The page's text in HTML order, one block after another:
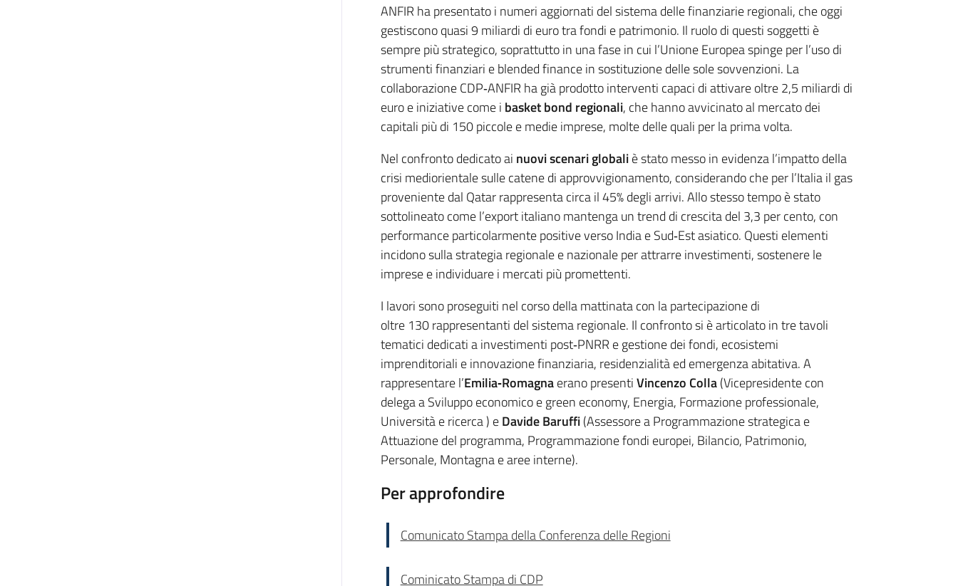
ANFIR ha presentato i numeri aggiornati del sistema delle finanziarie regionali, che oggi
gestiscono quasi 9 miliardi di euro tra fondi e patrimonio. Il ruolo di questi soggetti è
sempre più strategico, soprattutto in una fase in cui l’Unione Europea spinge per l’uso di
strumenti finanziari e blended finance in sostituzione delle sole sovvenzioni. La
collaborazione CDP‑ANFIR ha già prodotto interventi capaci di attivare oltre 2,5 miliardi di
euro e iniziative come i basket bond regionali, che hanno avvicinato al mercato dei
capitali più di 150 piccole e medie imprese, molte delle quali per la prima volta.
Nel confronto dedicato ai nuovi scenari globaliè stato messo in evidenza l’impatto della
crisi mediorientale sulle catene di approvvigionamento, considerando che per l’Italia il gas
proveniente dal Qatar rappresenta circa il 45% degli arrivi. Allo stesso tempo è stato
sottolineato come l’export italiano mantenga un trend di crescita del 3,3 per cento, con
performance particolarmente positive verso India e Sud‑Est asiatico. Questi elementi
incidono sulla strategia regionale e nazionale per attrarre investimenti, sostenere le
imprese e individuare i mercati più promettenti.
I lavori sono proseguiti nel corso della mattinata con la partecipazione di
oltre 130 rappresentanti del sistema regionale. Il confronto si è articolato in tre tavoli
tematici dedicati a investimenti post‑PNRR e gestione dei fondi, ecosistemi
imprenditoriali e innovazione finanziaria, residenzialità ed emergenza abitativa. A
rappresentare l’Emilia‑Romagnaerano presentiVincenzo Colla(Vicepresidente con
delega a Sviluppo economico e green economy, Energia, Formazione professionale,
Università e ricerca ) eDavide Baruffi(Assessore a Programmazione strategica e
Attuazione del programma, Programmazione fondi europei, Bilancio, Patrimonio,
Personale, Montagna e aree interne).
Per approfondire
Comunicato Stampa della Conferenza delle Regioni
Cominicato Stampa di CDP